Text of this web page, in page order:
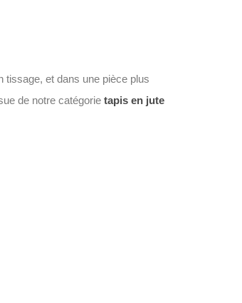
tissage, et dans une pièce plus
de notre catégorie tapis en jute